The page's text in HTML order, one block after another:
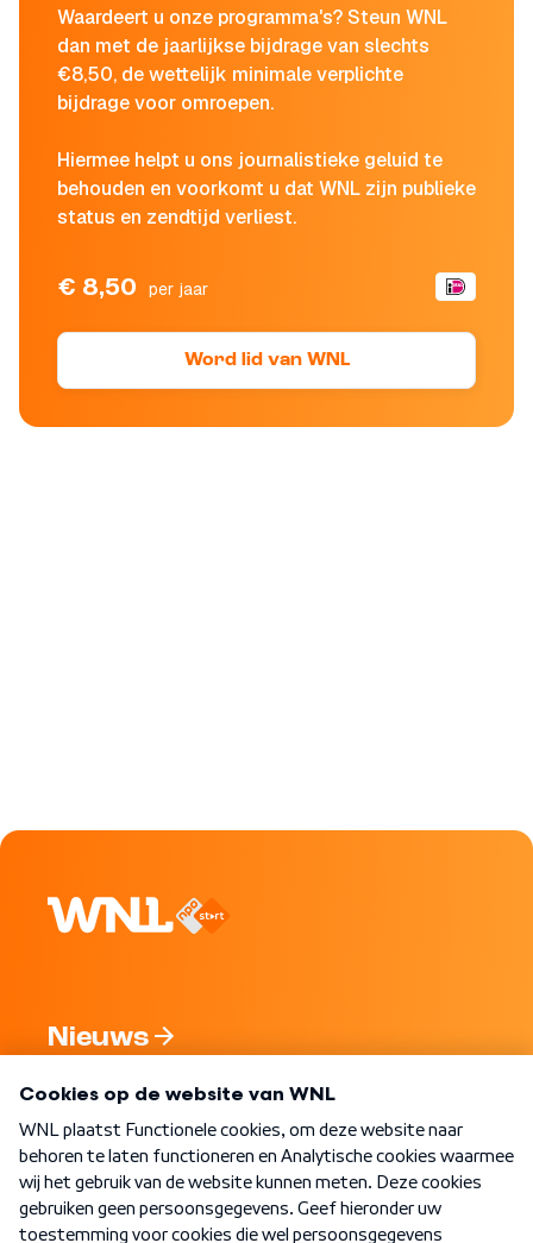
Waardeert u onze programma's? Steun WNL
dan met de jaarlijkse bijdrage van slechts
€8,50, de wettelijk minimale verplichte
bijdrage voor omroepen.
Hiermee helpt u ons journalistieke geluid te
behouden en voorkomt u dat WNL zijn publieke
status en zendtijd verliest.
€ 8,50 per jaar
Word lid van WNL
Nieuws
Nieuwsbrief
Word Lid